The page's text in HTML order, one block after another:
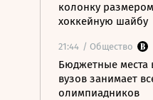
колонку
хоккейную шайбу
21:44 / Общество
Бюджетные места
вузов занимает
олимпиадников